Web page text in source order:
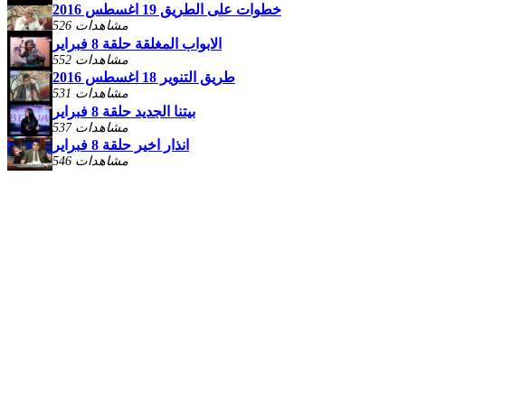
خطوات على الطريق 19 اغسطس 2016
526 مشاهدات
الابواب المغلقة حلقة 8 فبراير
552 مشاهدات
طريق التنوير 18 اغسطس 2016
531 مشاهدات
بيتنا الجديد حلقة 8 فبراير
537 مشاهدات
انذار اخير حلقة 8 فبراير
546 مشاهدات